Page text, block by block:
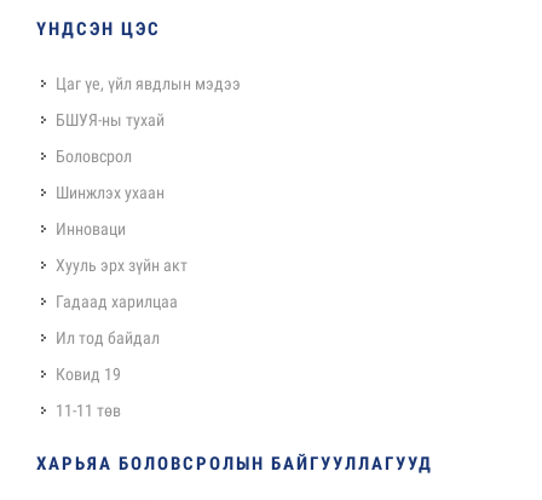
ҮНДСЭН ЦЭС
Цаг үе, үйл явдлын мэдээ
БШУЯ-ны тухай
Боловсрол
Шинжлэх ухаан
Инноваци
Хууль эрх зүйн акт
Гадаад харилцаа
Ил тод байдал
Ковид 19
11-11 төв
ХАРЬЯА БОЛОВСРОЛЫН БАЙГУУЛЛАГУУД